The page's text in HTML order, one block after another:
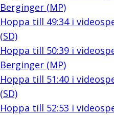
Berginger (MP)
Hoppa till 49:34i
(SD)
Hoppa till 50:39i
Berginger (MP)
Hoppa till 51:40i
(SD)
Hoppa till 52:53 i